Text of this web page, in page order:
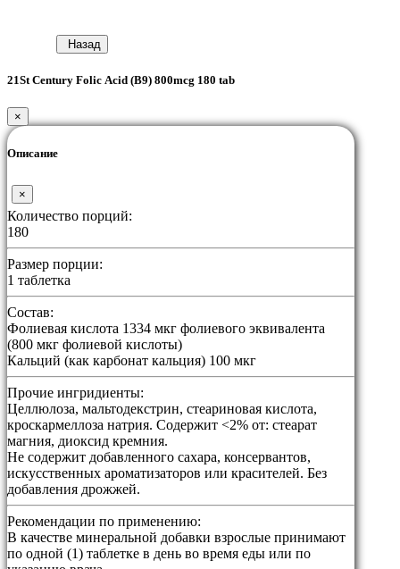
Назад
21St Century Foliс Acid (B9) 800mcg 180 tab
×
Описание
×
Количество порций:
180
Размер порции:
1 таблетка
Состав:
Фолиевая кислота 1334 мкг фолиевого эквивалента
(800 мкг фолиевой кислоты)
Кальций (как карбонат кальция) 100 мкг
Прочие ингридиенты:
Целлюлоза, мальтодекстрин, стеариновая кислота,
кроскармеллоза натрия. Содержит <2% от: стеарат
магния, диоксид кремния.
Не содержит добавленного сахара, консервантов,
искусственных ароматизаторов или красителей. Без
добавления дрожжей.
Рекомендации по применению:
В качестве минеральной добавки взрослые принимают
по одной (1) таблетке в день во время еды или по